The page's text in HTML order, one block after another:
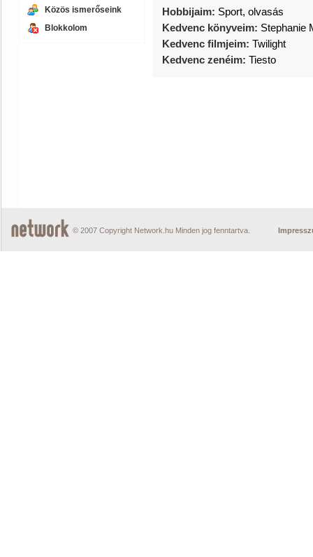
Közös ismerőseink
Blokkolom
Hobbijaim: Sport, olvasás
Kedvenc könyveim: Stephanie
Kedvenc filmjeim: Twilight
Kedvenc zenéim: Tiesto
© 2007 Copyright Network.hu Minden jog fenntartva.